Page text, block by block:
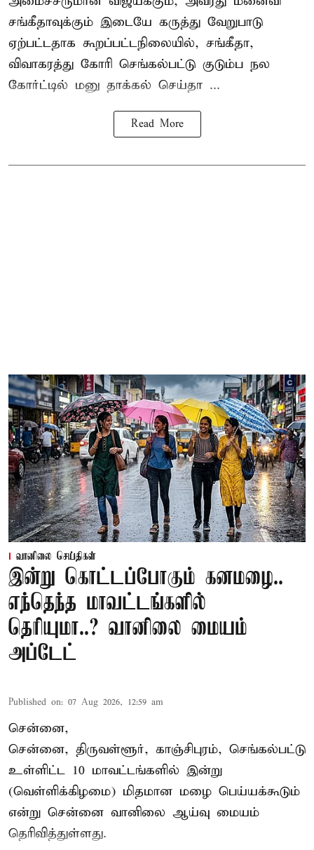
சங்கீதாவுக்கும் இடையே கருத்து வேறுபாடு
ஏற்பட்டதாக கூறப்பட்டநிலையில், சங்கீதா,
விவாகரத்து கோரி செங்கல்பட்டு குடும்ப நல
கோர்ட்டில் மனு தாக்கல் செய்தா ...
Read More
வானிலை செய்திகள்
இன்று கொட்டப்போகும் கனமழை..
எந்தெந்த மாவட்டங்களில்
தெரியுமா..? வானிலை மையம்
அப்டேட்
Published on: 07 Aug 2026, 12:59 am
சென்னை,
சென்னை, திருவள்ளூர், காஞ்சிபுரம், செங்கல்பட்டு
உள்ளிட்ட 10 மாவட்டங்களில் இன்று
(வெள்ளிக்கிழமை) மிதமான மழை பெய்யக்கூடும்
என்று சென்னை வானிலை ஆய்வு மையம்
தெரிவித்துள்ளது.